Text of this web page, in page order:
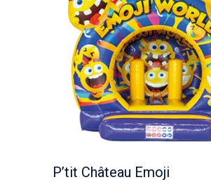
P’tit Château Emoji